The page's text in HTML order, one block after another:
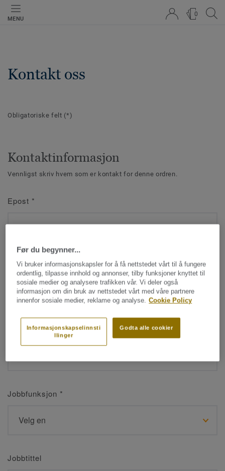
MENU
0
Kontakt oss
Obligatoriske felt (*)
Kontaktinformasjon
Vennligst skriv hvem som er kontakt for denne ordren.
Epost *
Navn*
Etternavn*
Jobbfunksjon *
Jobbtittel
Før du begynner...
Vi bruker informasjonskapsler for å få nettstedet vårt til å fungere
ordentlig, tilpasse innhold og annonser, tilby funksjoner knyttet til
sosiale medier og analysere trafikken vår. Vi deler også
informasjon om din bruk av nettstedet vårt med våre partnere
innenfor sosiale medier, reklame og analyse. Cookie Policy
Godta alle cookier
Informasjonskapselinnsti
llinger